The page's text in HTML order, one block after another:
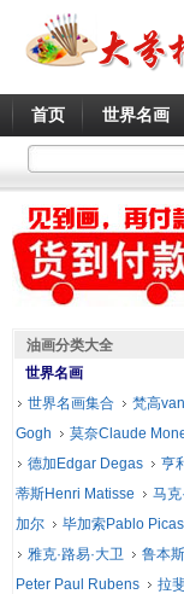
首页 世界名画
油画分类大全
世界名画
世界名画集合
梵高van
Gogh
莫奈Claude
德加Edgar Degas
亨
蒂斯Henri Matisse
马克
加尔
毕加索Pablo
雅克·路易·大卫
鲁本斯
Peter Paul Rubens
拉